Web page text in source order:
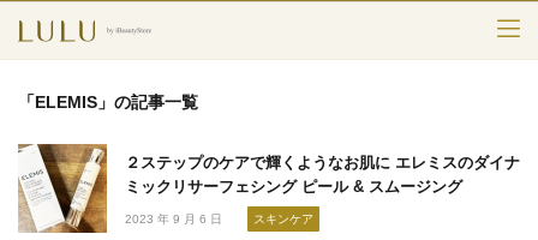
スキンケア
「ELEMIS」の記事一覧
２ステップのケアで輝くようなお肌に エレミスのダイナ
ミックリサーフェシング ピール & スムージング
2023 年 9 月 6 日 スキンケア